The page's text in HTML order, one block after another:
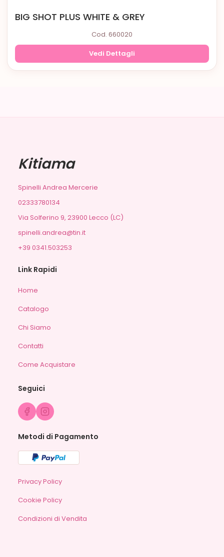
BIG SHOT PLUS WHITE & GREY
Cod. 660020
Vedi Dettagli
Kitiama
Spinelli Andrea Mercerie
02333780134
Via Solferino 9, 23900 Lecco (LC)
spinelli.andrea@tin.it
+39 0341.503253
Link Rapidi
Home
Catalogo
Chi Siamo
Contatti
Come Acquistare
Seguici
Metodi di Pagamento
Privacy Policy
Cookie Policy
Condizioni di Vendita